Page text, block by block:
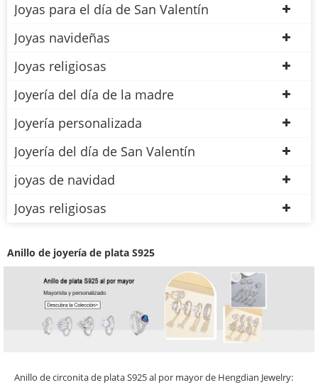
Joyas para el día de San Valentín
Joyas navideñas
Joyas religiosas
Joyería del día de la madre
Joyería personalizada
Joyería del día de San Valentín
joyas de navidad
Joyas religiosas
Anillo de joyería de plata S925
Anillo de circonita de plata S925 al por mayor de Hengdian Jewelry: